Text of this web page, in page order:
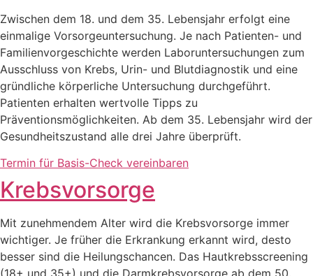
Zwischen dem 18. und dem 35. Lebensjahr erfolgt eine
einmalige Vorsorgeuntersuchung. Je nach Patienten- und
Familienvorgeschichte werden Laboruntersuchungen zum
Ausschluss von Krebs, Urin- und Blutdiagnostik und eine
gründliche körperliche Untersuchung durchgeführt.
Patienten erhalten wertvolle Tipps zu
Präventionsmöglichkeiten. Ab dem 35. Lebensjahr wird der
Gesundheitszustand alle drei Jahre überprüft.
Termin für Basis-Check vereinbaren
Krebsvorsorge
Mit zunehmendem Alter wird die Krebsvorsorge immer
wichtiger. Je früher die Erkrankung erkannt wird, desto
besser sind die Heilungschancen. Das Hautkrebsscreening